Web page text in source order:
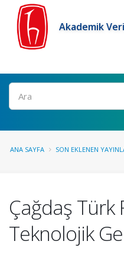
Akademik
Ara
ANA SAYFA SON EKLENEN
Çağdaş Türk
Teknolojik